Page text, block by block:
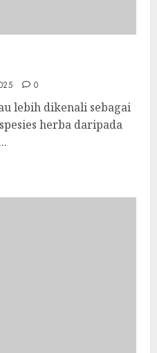
0
lebih dikenali sebagai
herba daripada